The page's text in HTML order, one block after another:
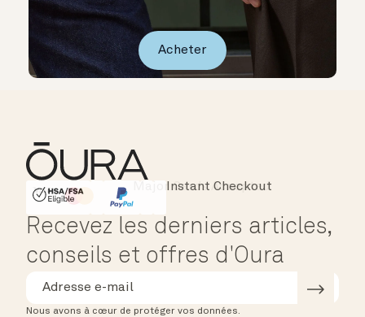
Acheter
HSA/FSA Eligible
Affirm
Instant Checkout
Recevez les derniers articles,
conseils et offres d'Oura
Nous avons à cœur de protéger vos données.